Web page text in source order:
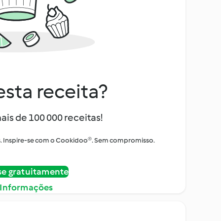
receita?
de 100 000 receitas!
Inspire-se com o Cookidoo®. Sem compromisso.
gratuitamente